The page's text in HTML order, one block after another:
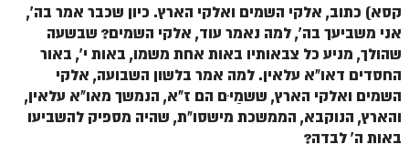
ספר הזוהר וישלח מתחילים
הזוהר הקדוש וישלח מתקדמים
הזוהר הקדוש וישב מתחילים
הזוהר הקדוש וישב מתקדמים
הזוהר הקדוש מקץ מתחילים
קסא) כתוב, אלקי השמים ואלקי הארץ. כיון שכבר אמר בה',
אני משביעך בה', למה נאמר עוד, אלקי השמים? שבשעה
שהולך, מניע כל צבאותיו באות אחת משמו, באות י', באור
החסדים דאו"א עלאין. למה אמר בלשון השבועה, אלקי
השמים ואלקי הארץ, ששמַיִם הם ז"א, הנמשך מאו"א עלאין,
והארץ, הנוקבא, הממשכת מישסו"ת, שהיה מספיק להשביעו
באות ה' לבדה?